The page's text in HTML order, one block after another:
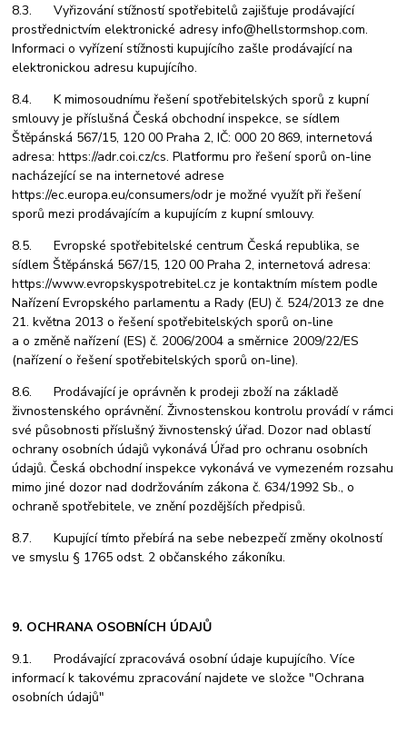
8.3. Vyřizování stížností spotřebitelů zajišťuje prodávající
prostřednictvím elektronické adresy info@hellstormshop.com.
Informaci o vyřízení stížnosti kupujícího zašle prodávající na
elektronickou adresu kupujícího.
8.4. K mimosoudnímu řešení spotřebitelských sporů z kupní
smlouvy je příslušná Česká obchodní inspekce, se sídlem
Štěpánská 567/15, 120 00 Praha 2, IČ: 000 20 869, internetová
adresa: https://adr.coi.cz/cs. Platformu pro řešení sporů on-line
nacházející se na internetové adrese
https://ec.europa.eu/consumers/odr je možné využít při řešení
sporů mezi prodávajícím a kupujícím z kupní smlouvy.
8.5. Evropské spotřebitelské centrum Česká republika, se
sídlem Štěpánská 567/15, 120 00 Praha 2, internetová adresa:
https://www.evropskyspotrebitel.cz je kontaktním místem podle
Nařízení Evropského parlamentu a Rady (EU) č. 524/2013 ze dne
21. května 2013 o řešení spotřebitelských sporů on-line
a o změně nařízení (ES) č. 2006/2004 a směrnice 2009/22/ES
(nařízení o řešení spotřebitelských sporů on-line).
8.6. Prodávající je oprávněn k prodeji zboží na základě
živnostenského oprávnění. Živnostenskou kontrolu provádí v rámci
své působnosti příslušný živnostenský úřad. Dozor nad oblastí
ochrany osobních údajů vykonává Úřad pro ochranu osobních
údajů. Česká obchodní inspekce vykonává ve vymezeném rozsahu
mimo jiné dozor nad dodržováním zákona č. 634/1992 Sb., o
ochraně spotřebitele, ve znění pozdějších předpisů.
8.7. Kupující tímto přebírá na sebe nebezpečí změny okolností
ve smyslu § 1765 odst. 2 občanského zákoníku.
9. OCHRANA OSOBNÍCH ÚDAJŮ
9.1. Prodávající zpracovává osobní údaje kupujícího. Více
informací k takovému zpracování najdete ve složce "Ochrana
osobních údajů"